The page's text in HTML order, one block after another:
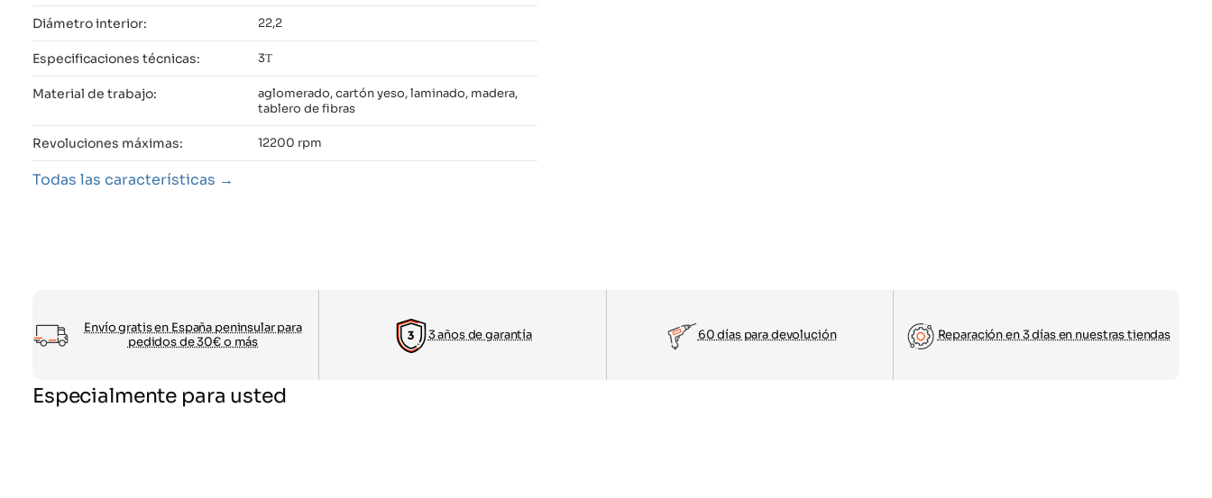
Diámetro interior: 22,2
Especificaciones técnicas: 3Т
Material de trabajo:
aglomerado, cartón yeso, laminado, madera,
tablero de fibras
Revoluciones máximas: 12200 rpm
Todas las características
Envío gratis en España peninsular para
pedidos de 30€ o más
3 años de garantía 60 días para devolución Reparación en 3 días en nuestras tiendas
Especialmente para usted